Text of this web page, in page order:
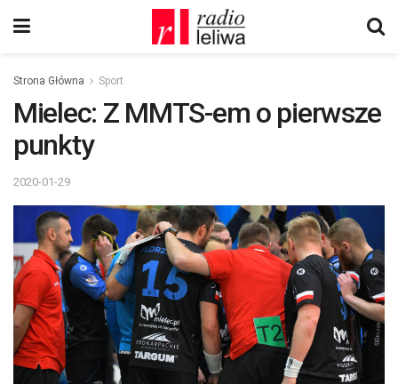
Strona Główna Sport
Mielec: Z MMTS-em o pierwsze
punkty
2020-01-29